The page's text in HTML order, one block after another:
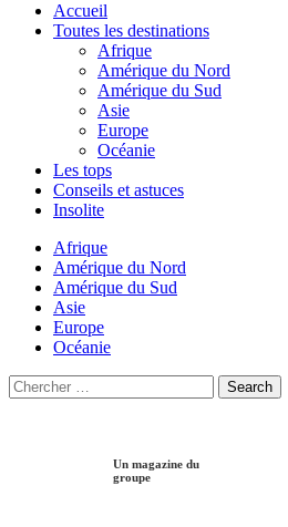
Accueil
Toutes les destinations
Afrique
Amérique du Nord
Amérique du Sud
Asie
Europe
Océanie
Les tops
Conseils et astuces
Insolite
Afrique
Amérique du Nord
Amérique du Sud
Asie
Europe
Océanie
Search
for:
Search
Un magazine du
groupe